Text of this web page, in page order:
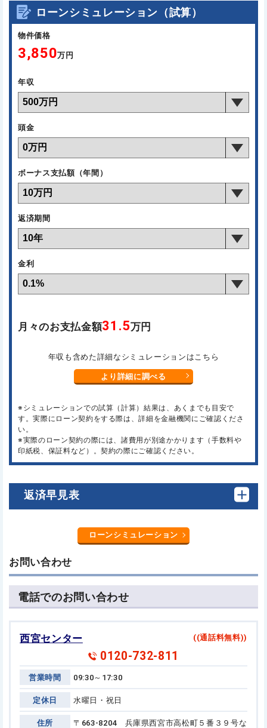
ローンシミュレーション（試算）
物件価格
3,850万円
年収
頭金
ボーナス支払額（年間）
返済期間
金利
月々のお支払金額31.5万円
年収も含めた詳細なシミュレーションはこちら
より詳細に調べる
※シミュレーションでの試算（計算）結果は、あくまでも目安で
す。実際にローン契約をする際は、詳細を金融機関にご確認くださ
い。
※実際のローン契約の際には、諸費用が別途かかります（手数料や
印紙税、保証料など）。契約の際にご確認ください。
返済早見表
ローンシミュレーション
お問い合わせ
電話でのお問い合わせ
西宮センター ((通話料無料))
0120-732-811
営業時間 09:30～17:30
定休日 水曜日・祝日
住所 〒663-8204 兵庫県西宮市高松町５番３９号な